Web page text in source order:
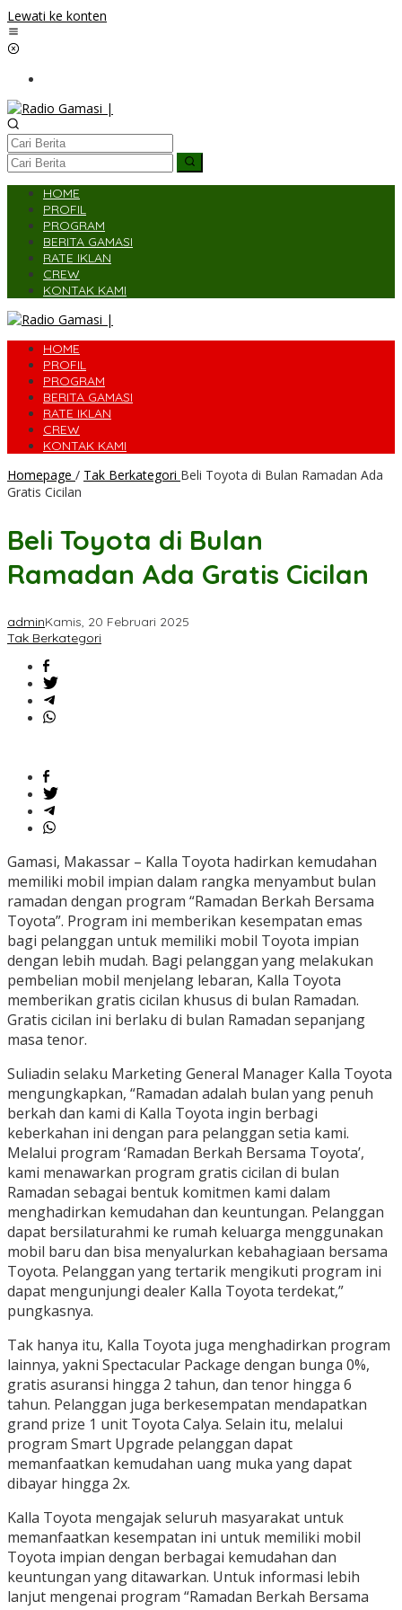
Lewati ke konten
HOME
PROFIL
PROGRAM
BERITA GAMASI
RATE IKLAN
CREW
KONTAK KAMI
HOME
PROFIL
PROGRAM
BERITA GAMASI
RATE IKLAN
CREW
KONTAK KAMI
Homepage / Tak Berkategori Beli Toyota di Bulan Ramadan Ada
Gratis Cicilan
Beli Toyota di Bulan
Ramadan Ada Gratis Cicilan
adminKamis, 20 Februari 2025
Tak Berkategori
Gamasi, Makassar – Kalla Toyota hadirkan kemudahan
memiliki mobil impian dalam rangka menyambut bulan
ramadan dengan program “Ramadan Berkah Bersama
Toyota”. Program ini memberikan kesempatan emas
bagi pelanggan untuk memiliki mobil Toyota impian
dengan lebih mudah. Bagi pelanggan yang melakukan
pembelian mobil menjelang lebaran, Kalla Toyota
memberikan gratis cicilan khusus di bulan Ramadan.
Gratis cicilan ini berlaku di bulan Ramadan sepanjang
masa tenor.
Suliadin selaku Marketing General Manager Kalla Toyota
mengungkapkan, “Ramadan adalah bulan yang penuh
berkah dan kami di Kalla Toyota ingin berbagi
keberkahan ini dengan para pelanggan setia kami.
Melalui program ‘Ramadan Berkah Bersama Toyota’,
kami menawarkan program gratis cicilan di bulan
Ramadan sebagai bentuk komitmen kami dalam
menghadirkan kemudahan dan keuntungan. Pelanggan
dapat bersilaturahmi ke rumah keluarga menggunakan
mobil baru dan bisa menyalurkan kebahagiaan bersama
Toyota. Pelanggan yang tertarik mengikuti program ini
dapat mengunjungi dealer Kalla Toyota terdekat,”
pungkasnya.
Tak hanya itu, Kalla Toyota juga menghadirkan program
lainnya, yakni Spectacular Package dengan bunga 0%,
gratis asuransi hingga 2 tahun, dan tenor hingga 6
tahun. Pelanggan juga berkesempatan mendapatkan
grand prize 1 unit Toyota Calya. Selain itu, melalui
program Smart Upgrade pelanggan dapat
memanfaatkan kemudahan uang muka yang dapat
dibayar hingga 2x.
Kalla Toyota mengajak seluruh masyarakat untuk
memanfaatkan kesempatan ini untuk memiliki mobil
Toyota impian dengan berbagai kemudahan dan
keuntungan yang ditawarkan. Untuk informasi lebih
lanjut mengenai program “Ramadan Berkah Bersama